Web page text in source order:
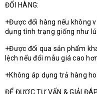
ĐỔI HÀNG:
+Được đổi hàng nếu không
dụng tình trạng giống như
+Được đổi qua sản phẩm
lệch nếu đổi mẫu giá cao
+Không áp dụng trả hàng
ĐỂ ĐƯỢC TƯ VẤN & GIẢI